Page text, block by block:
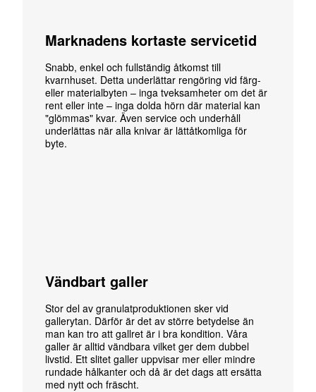
Marknadens kortaste servicetid
Snabb, enkel och fullständig åtkomst till
kvarnhuset. Detta underlättar rengöring vid färg-
eller materialbyten – inga tveksamheter om det är
rent eller inte – inga dolda hörn där material kan
"glömmas" kvar. Även service och underhåll
underlättas när alla knivar är lättåtkomliga för
byte.
Vändbart galler
Stor del av granulatproduktionen sker vid
gallerytan. Därför är det av större betydelse än
man kan tro att gallret är i bra kondition. Våra
galler är alltid vändbara vilket ger dem dubbel
livstid. Ett slitet galler uppvisar mer eller mindre
rundade hålkanter och då är det dags att ersätta
med nytt och fräscht.